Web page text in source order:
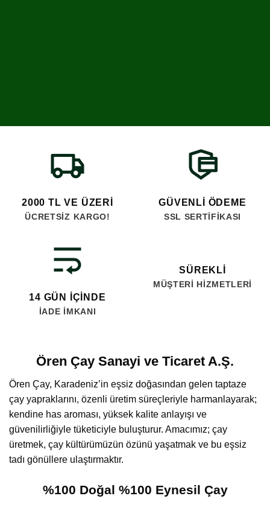
2000 TL VE ÜZERI
ÜCRETSIZ KARGO!
GÜVENLI ÖDEME
SSL SERTIFIKASI
14 GÜN İÇINDE
İADE İMKANI
SÜREKLI
MÜŞTERI HIZMETLERI
Ören Çay Sanayi ve Ticaret A.Ş.
Ören Çay, Karadeniz’in eşsiz doğasından gelen taptaze
çay yapraklarını, özenli üretim süreçleriyle harmanlayarak;
kendine has aroması, yüksek kalite anlayışı ve
güvenilirliğiyle tüketiciyle buluşturur. Amacımız; çay
üretmek, çay kültürümüzün özünü yaşatmak ve bu eşsiz
tadı gönüllere ulaştırmaktır.
%100 Doğal %100 Eynesil Çay